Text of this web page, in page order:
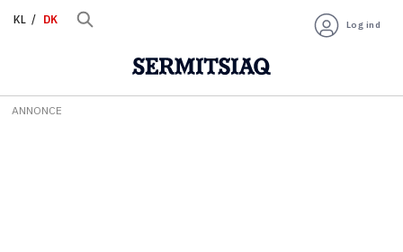
KL DK Log ind
ANNONCE